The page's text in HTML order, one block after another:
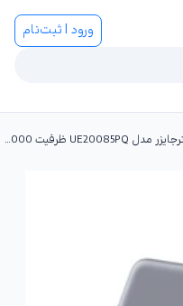
ورود | ثبت‌نام
پاوربانک 22.5 وات انرجایزر مدل UE20085PQ ظرفیت 20000 میلی‌آمپر